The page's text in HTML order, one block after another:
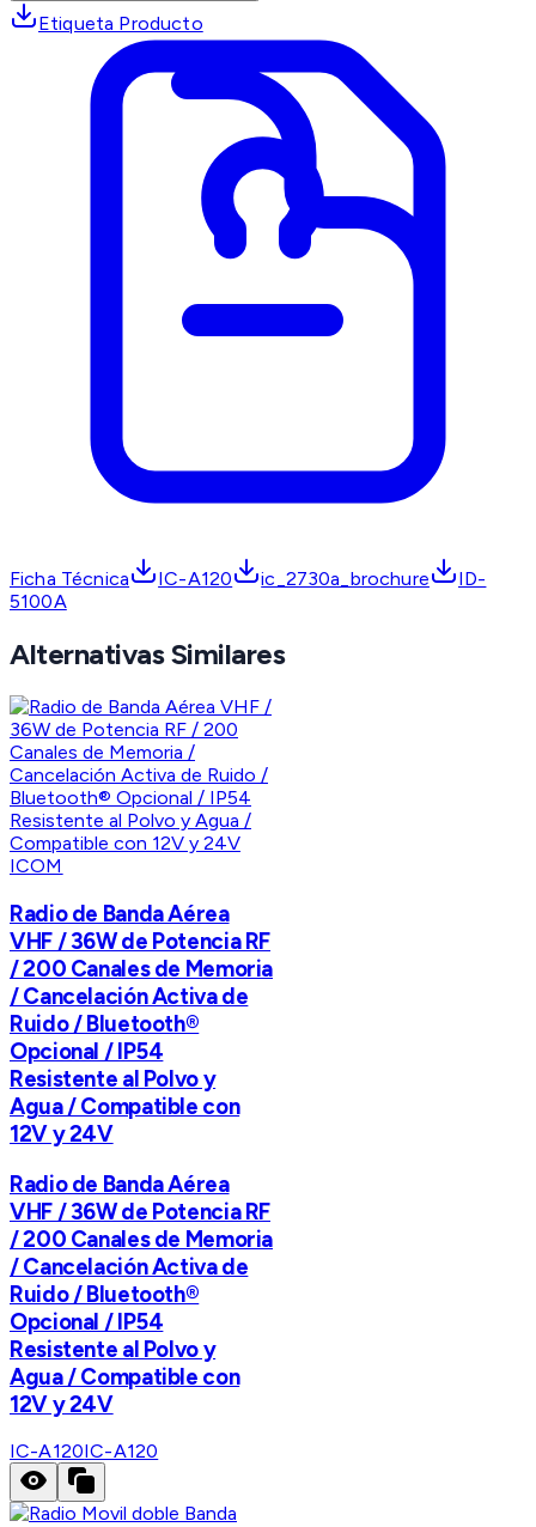
Etiqueta Producto
Ficha Técnica IC-A120 ic_2730a_brochure
ID-
5100A
Alternativas Similares
ICOM
Radio de Banda Aérea
VHF / 36W de Potencia RF
/ 200 Canales de Memoria
/ Cancelación Activa de
Ruido / Bluetooth®
Opcional / IP54
Resistente al Polvo y
Agua / Compatible con
12V y 24V
Radio de Banda Aérea
VHF / 36W de Potencia RF
/ 200 Canales de Memoria
/ Cancelación Activa de
Ruido / Bluetooth®
Opcional / IP54
Resistente al Polvo y
Agua / Compatible con
12V y 24V
IC-A120IC-A120